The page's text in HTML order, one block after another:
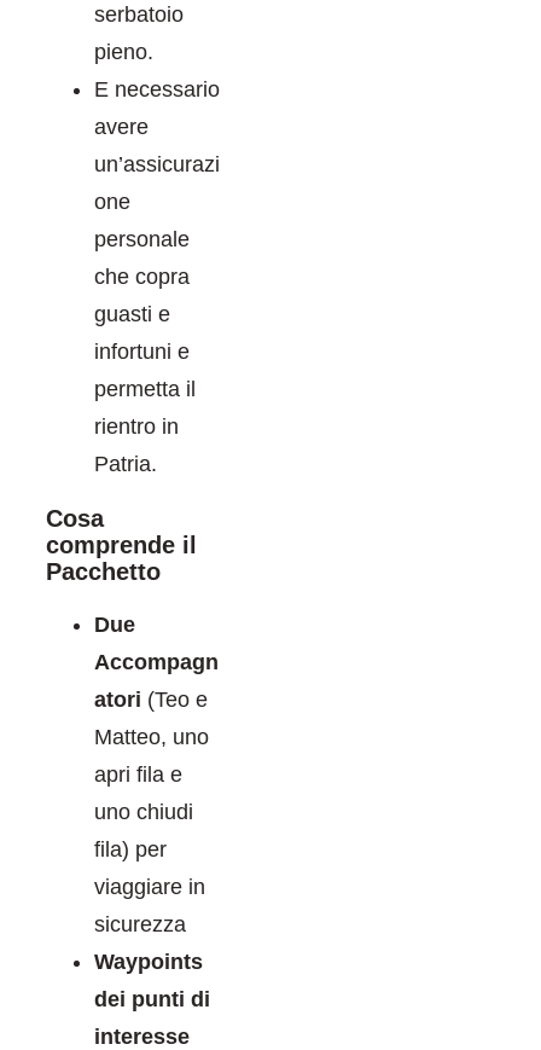
serbatoio
pieno.
E necessario
avere
un’assicurazi
one
personale
che copra
guasti e
infortuni e
permetta il
rientro in
Patria.
Cosa
comprende il
Pacchetto
Due
Accompagn
atori (Teo e
Matteo, uno
apri fila e
uno chiudi
fila) per
viaggiare in
sicurezza
Waypoints
dei punti di
interesse